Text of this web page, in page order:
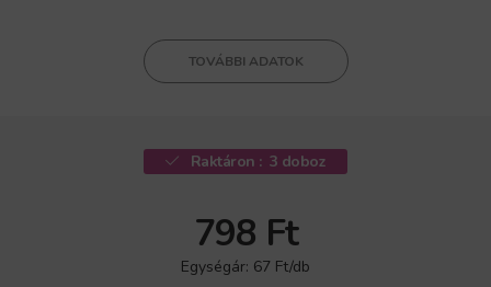
TOVÁBBI ADATOK
Raktáron : 3 doboz
798 Ft
Egységár: 67 Ft/db